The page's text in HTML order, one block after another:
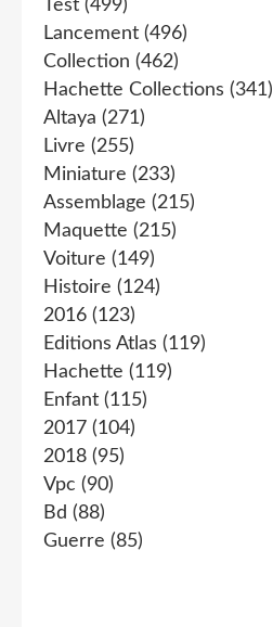
Test (499)
Lancement (496)
Collection (462)
Hachette Collections (341)
Altaya (271)
Livre (255)
Miniature (233)
Assemblage (215)
Maquette (215)
Voiture (149)
Histoire (124)
2016 (123)
Editions Atlas (119)
Hachette (119)
Enfant (115)
2017 (104)
2018 (95)
Vpc (90)
Bd (88)
Guerre (85)